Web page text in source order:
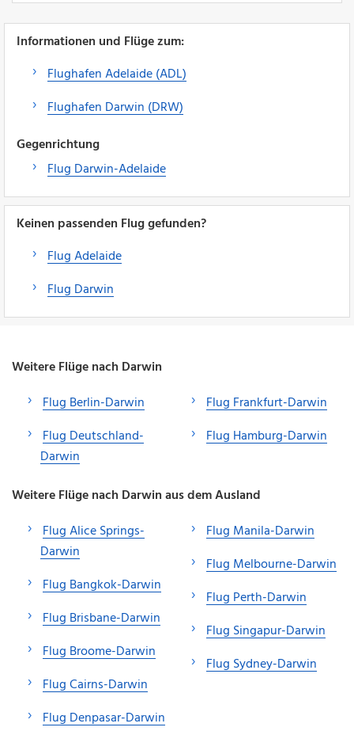
Informationen und Flüge zum:
Flughafen Adelaide (ADL)
Flughafen Darwin (DRW)
Gegenrichtung
Flug Darwin-Adelaide
Keinen passenden Flug gefunden?
Flug Adelaide
Flug Darwin
Weitere Flüge nach Darwin
Flug Berlin-Darwin
Flug Deutschland-
Darwin
Flug Frankfurt-Darwin
Flug Hamburg-Darwin
Weitere Flüge nach Darwin aus dem Ausland
Flug Alice Springs-
Darwin
Flug Bangkok-Darwin
Flug Brisbane-Darwin
Flug Broome-Darwin
Flug Cairns-Darwin
Flug Denpasar-Darwin
Flug Manila-Darwin
Flug Melbourne-Darwin
Flug Perth-Darwin
Flug Singapur-Darwin
Flug Sydney-Darwin